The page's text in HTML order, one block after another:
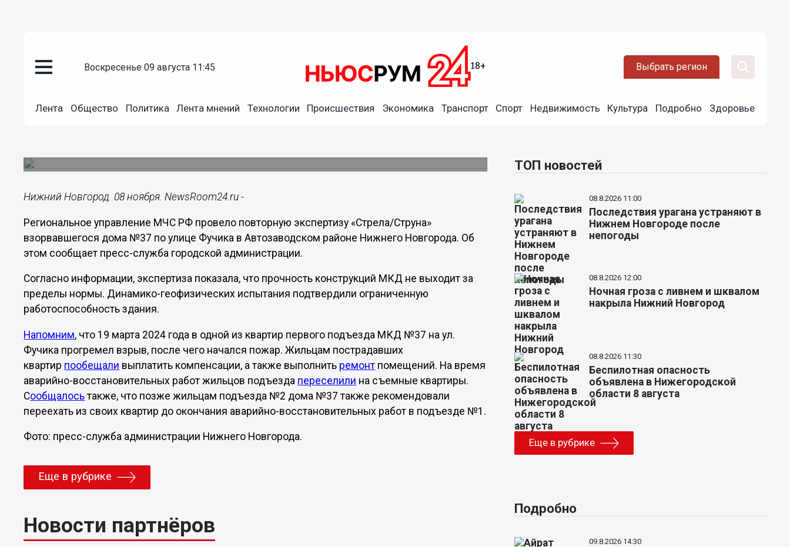
воскресенье 09 августа 11:45 Выбрать регион
Лента Общество Политика Лента мнений Технологии Происшествия Экономика Транспорт Спорт Недвижимость Культура Подробно Здоровье
Экспертиза показала нормативную прочность
Нижний Новгород. 08 ноября. NewsRoom24.ru -
Региональное управление МЧС РФ провело повторную экспертизу «Стрела/Струна»
взорвавшегося дома №37 по улице Фучика в Автозаводском районе Нижнего Новгорода. Об
этом сообщает пресс-служба городской администрации.
Согласно информации, экспертиза показала, что прочность конструкций МКД не выходит за
пределы нормы. Динамико-геофизических испытания подтвердили ограниченную
работоспособность здания.
Напомним, что 19 марта 2024 года в одной из квартир первого подъезда МКД №37 на ул.
Фучика прогремел взрыв, после чего начался пожар. Жильцам пострадавших
квартир пообещали выплатить компенсации, а также выполнить ремонт помещений. На время
аварийно-восстановительных работ жильцов подъезда переселили на съемные квартиры.
Сообщалось также, что позже жильцам подъезда №2 дома №37 также рекомендовали
переехать из своих квартир до окончания аварийно-восстановительных работ в подъезде №1.
Фото: пресс-служба администрации Нижнего Новгорода.
Еще в рубрике
Новости партнёров
ТОП новостей
08.8.2026 11:00
Последствия урагана устраняют в
Нижнем Новгороде после
непогоды
08.8.2026 12:00
Ночная гроза с ливнем и шквалом
накрыла Нижний Новгород
08.8.2026 11:30
Беспилотная опасность
объявлена в Нижегородской
области 8 августа
Еще в рубрике
Подробно
09.8.2026 14:30